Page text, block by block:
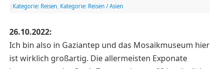
Kategorie: Reisen Kategorie: Reisen / Asien
26.10.2022:
Ich bin also in Gaziantep und das Mosaikmuseum hier
ist wirklich großartig. Die allermeisten Exponate